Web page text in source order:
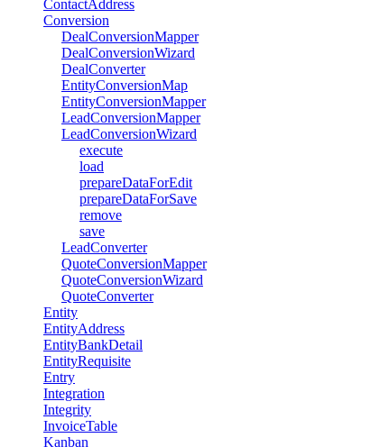
ContactAddress
Conversion
DealConversionMapper
DealConversionWizard
DealConverter
EntityConversionMap
EntityConversionMapper
LeadConversionMapper
LeadConversionWizard
execute
load
prepareDataForEdit
prepareDataForSave
remove
save
LeadConverter
QuoteConversionMapper
QuoteConversionWizard
QuoteConverter
Entity
EntityAddress
EntityBankDetail
EntityRequisite
Entry
Integration
Integrity
InvoiceTable
Kanban